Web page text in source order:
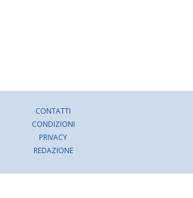
CONTATTI
CONDIZIONI
PRIVACY
REDAZIONE